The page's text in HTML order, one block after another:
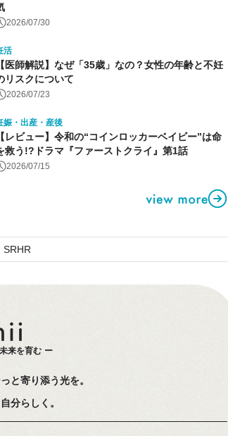
2026/07/30
活
【医師解説】なぜ「35歳」なの？女性の年齢と不妊
リスクについて
2026/07/23
娠・出産・産後
【レビュー】令和の“コインロッカーベイビー”は命
救う!?ドラマ『ファーストクライ』第1話
2026/07/15
SRHR
来を育む
と寄り添う光を。
分らしく。